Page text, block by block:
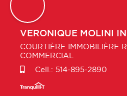
VERONIQUE MOLINI
COURTIÈRE IMMOBILIÈRE
COMMERCIAL
Cell.: 514-895-2890